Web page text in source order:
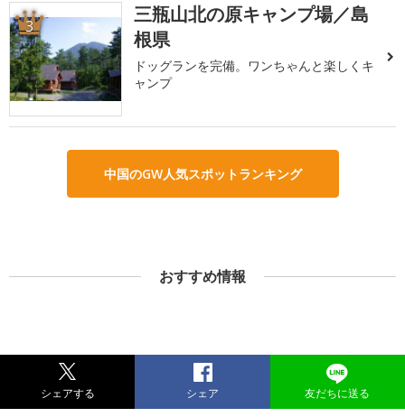
3
三瓶山北の原キャンプ場／島
根県
ドッグランを完備。ワンちゃんと楽しくキ
ャンプ
中国のGW人気スポットランキング
おすすめ情報
シェアする シェア 友だちに送る